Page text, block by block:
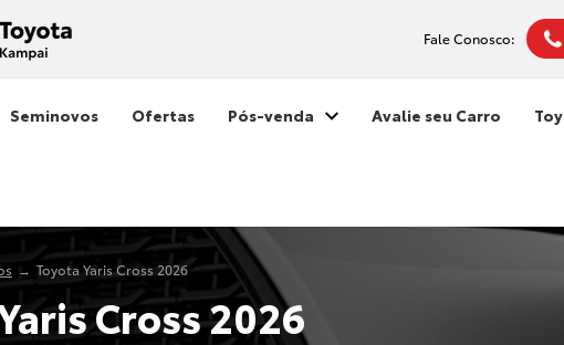
Fale Conosco:
Seminovos Ofertas Pós-venda Avalie seu Carro
Toyota Yaris Cross 2026
Cross 2026